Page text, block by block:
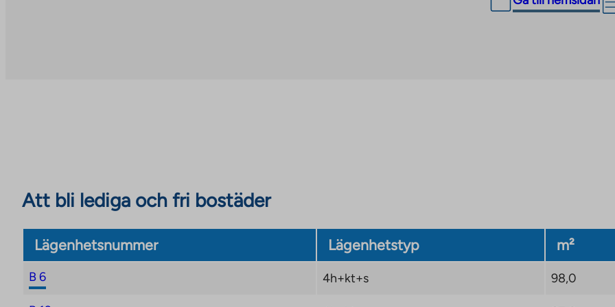
Att bli lediga och fri bostäder
Lägenhetsnummer Lägenhetstyp m²
B 6 4h+kt+s 98,0